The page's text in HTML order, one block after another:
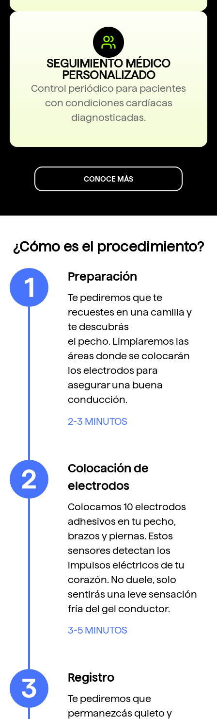
SEGUIMIENTO MÉDICO
PERSONALIZADO
Control periódico para pacientes
con condiciones cardíacas
diagnosticadas.
CONOCE MÁS
¿Cómo es el procedimiento?
Preparación
Te pediremos que te
recuestes en una camilla y
te descubrás
el pecho. Limpiaremos las
áreas donde se colocarán
los electrodos para
asegurar una buena
conducción.
2-3 MINUTOS
Colocación de
electrodos
Colocamos 10 electrodos
adhesivos en tu pecho,
brazos y piernas. Estos
sensores detectan los
impulsos eléctricos de tu
corazón. No duele, solo
sentirás una leve sensación
fría del gel conductor.
3-5 MINUTOS
Registro
Te pediremos que
permanezcás quieto y